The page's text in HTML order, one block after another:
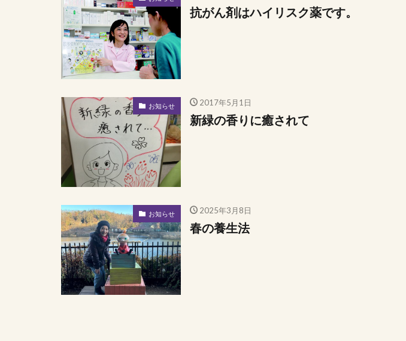
抗がん剤はハイリスク薬です。
お知らせ 2017年5月1日
新緑の香りに癒されて
お知らせ 2025年3月8日
春の養生法